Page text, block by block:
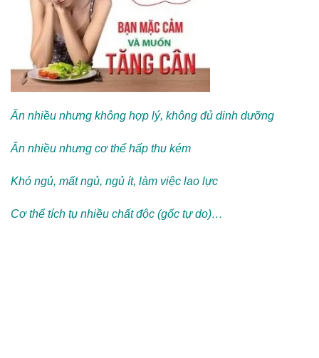
Ăn nhiều nhưng không hợp lý, không đủ dinh dưỡng
Ăn nhiều nhưng cơ thể hấp thu kém
Khó ngủ, mất ngủ, ngủ ít, làm việc lao lực
Cơ thể tích tụ nhiều chất độc (gốc tự do)…